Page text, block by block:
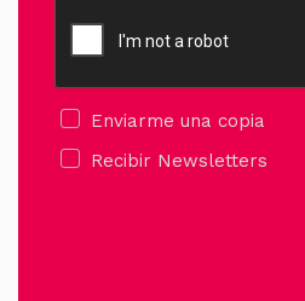
Enviarme una copia
Recibir Newsletters